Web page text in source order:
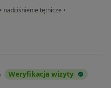
• nadciśnienie tętnicze •
Weryfikacja wizyty